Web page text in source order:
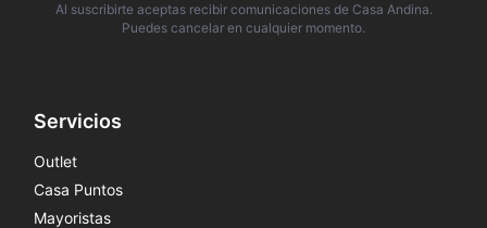
Al suscribirte aceptas recibir comunicaciones de Casa Andina.
Puedes cancelar en cualquier momento.
Servicios
Outlet
Casa Puntos
Mayoristas